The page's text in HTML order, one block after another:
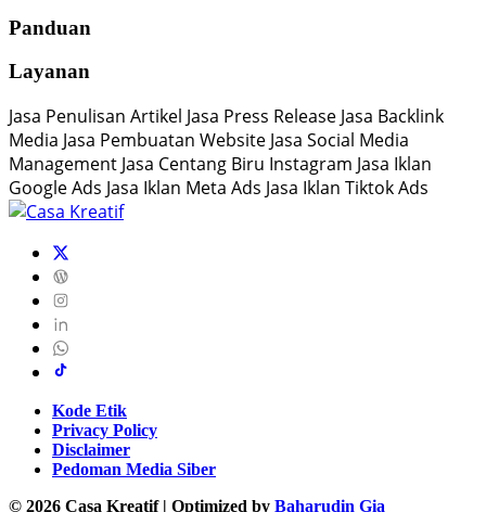
Panduan
Layanan
Jasa Penulisan Artikel Jasa Press Release Jasa Backlink
Media Jasa Pembuatan Website Jasa Social Media
Management Jasa Centang Biru Instagram Jasa Iklan
Google Ads Jasa Iklan Meta Ads Jasa Iklan Tiktok Ads
Kode Etik
Privacy Policy
Disclaimer
Pedoman Media Siber
© 2026 Casa Kreatif | Optimized by Baharudin Gia